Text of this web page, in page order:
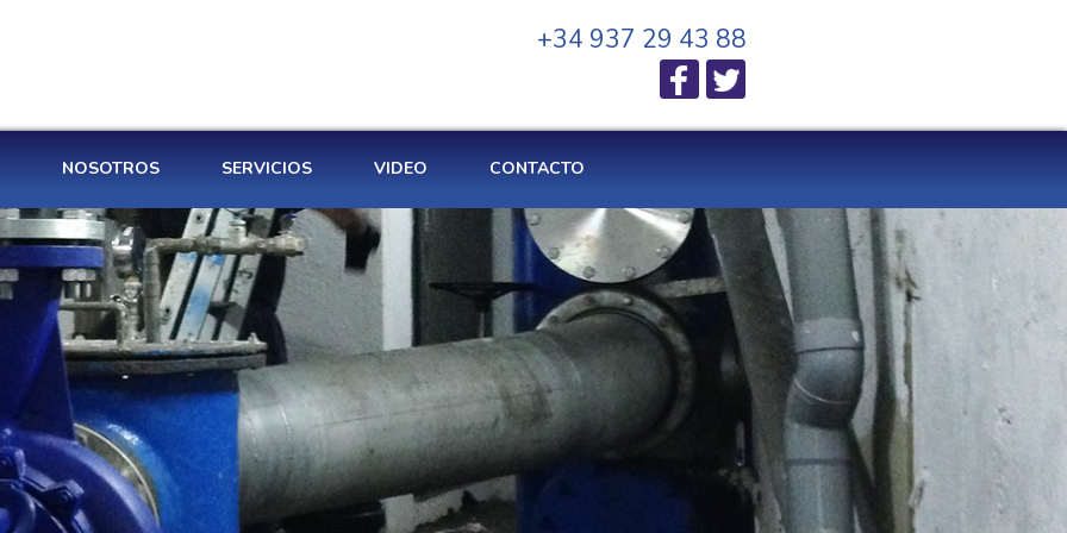
+34 937 29 43 88
NOSOTROS SERVICIOS VIDEO CONTACTO